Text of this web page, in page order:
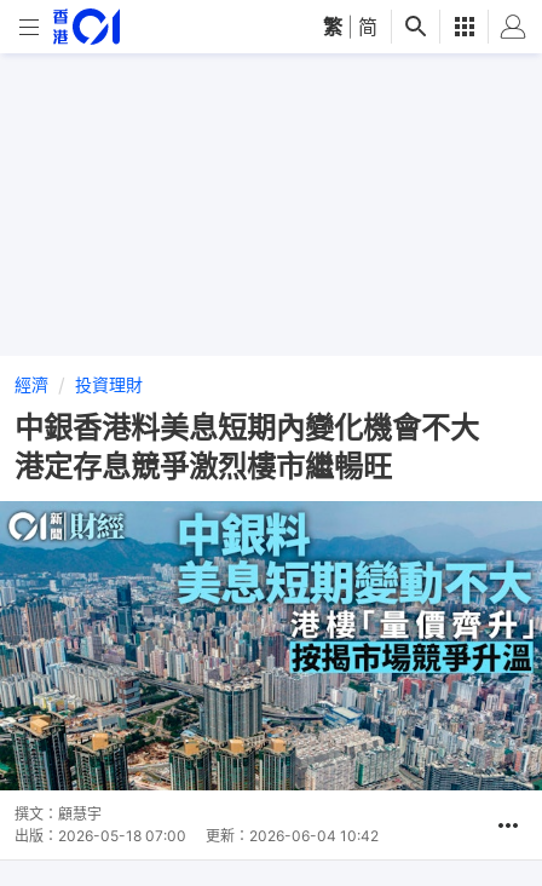
繁 简
經濟 投資理財
中銀香港料美息短期內變化機會不大
港定存息競爭激烈樓市繼暢旺
撰文： 顧慧宇
出版： 2026-05-18 07:00 更新： 2026-06-04 10:42